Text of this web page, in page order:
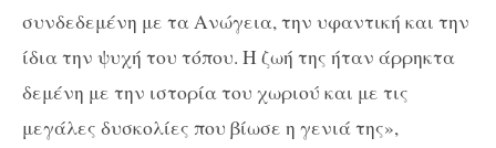
συνδεδεμένη με τα Ανώγεια, την υφαντική και την
ίδια την ψυχή του τόπου. Η ζωή της ήταν άρρηκτα
δεμένη με την ιστορία του χωριού και με τις
μεγάλες δυσκολίες που βίωσε η γενιά της»,